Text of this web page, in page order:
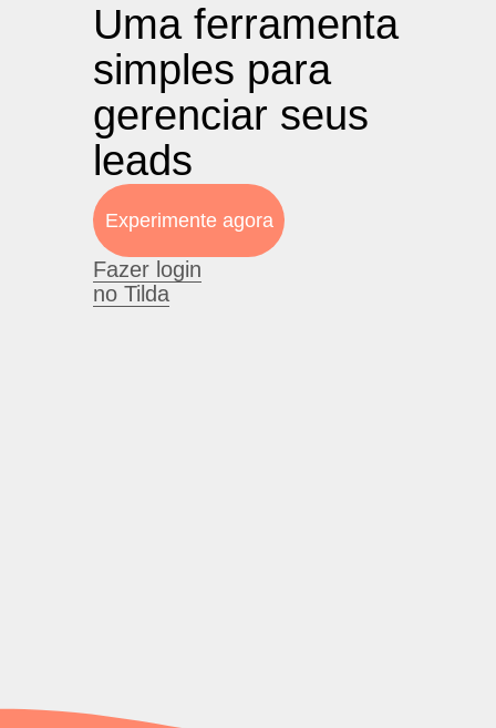
Uma ferramenta
simples para
gerenciar seus
leads
Experimente agora
Fazer login
no Tilda